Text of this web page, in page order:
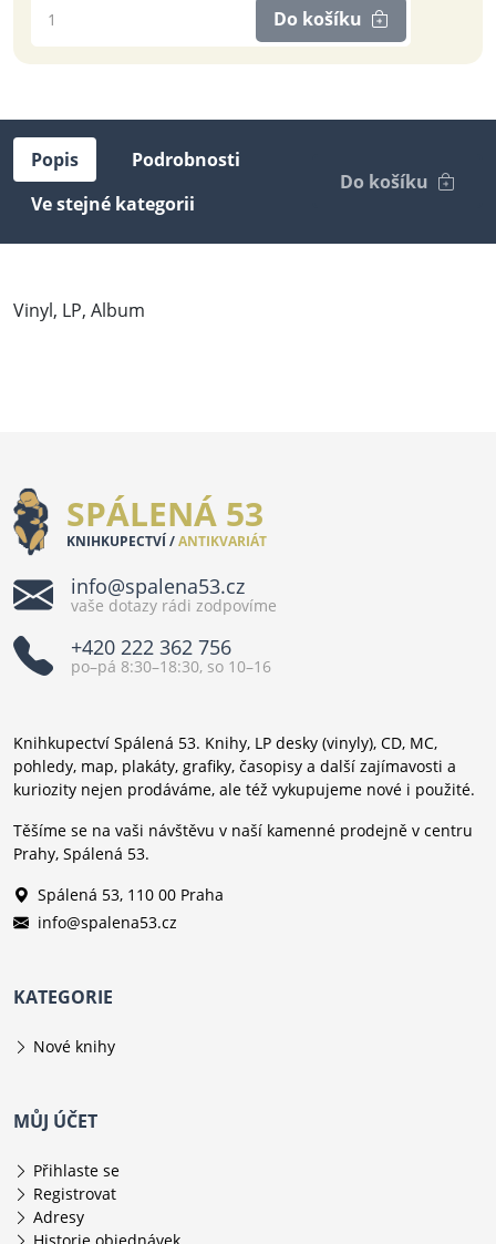
Do košíku
Popis
Podrobnosti
Ve stejné kategorii
Do košíku
Vinyl, LP, Album
SPÁLENÁ 53
KNIHKUPECTVÍ /ANTIKVARIÁT
info@spalena53.cz
vaše dotazy rádi zodpovíme
+420 222 362 756
po–pá 8:30–18:30, so 10–16
Knihkupectví Spálená 53. Knihy, LP desky (vinyly), CD, MC,
pohledy, map, plakáty, grafiky, časopisy a další zajímavosti a
kuriozity nejen prodáváme, ale též vykupujeme nové i použité.
Těšíme se na vaši návštěvu v naší kamenné prodejně v centru
Prahy, Spálená 53.
Spálená 53, 110 00 Praha
info@spalena53.cz
KATEGORIE
Nové knihy
MŮJ ÚČET
Přihlaste se
Registrovat
Adresy